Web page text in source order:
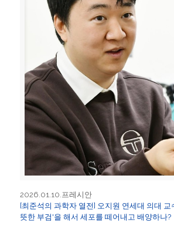
2026.01.10.프레시안
[최준석의 과학자 열전] 오지원 연세대 의대 교
뜻한 부검'을 해서 세포를 떼어내고 배양하나?